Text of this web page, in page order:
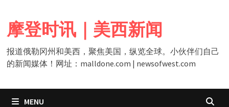
content
摩登时讯｜美西新闻
报道俄勒冈州和美西，聚焦美国，纵览全球。小伙伴们自己
的新闻媒体！网址：malldone.com | newsofwest.com
MENU